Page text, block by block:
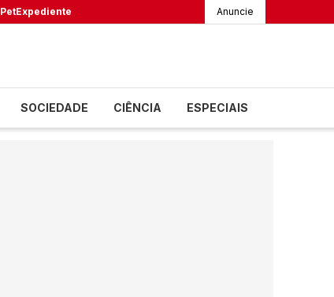
PetExpediente Anuncie
SOCIEDADE CIÊNCIA ESPECIAIS